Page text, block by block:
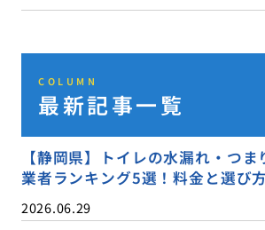
COLUMN
最新記事一覧
【静岡県】トイレの水漏れ・つ
業者ランキング5選！料金と選び
2026.06.29